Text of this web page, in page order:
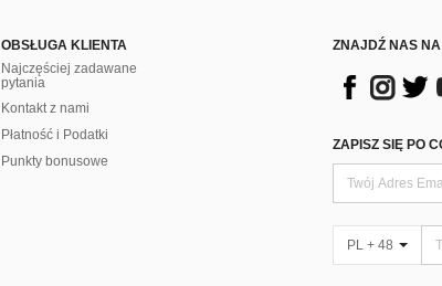
OBSŁUGA KLIENTA
Najczęściej zadawane
pytania
Kontakt z nami
Płatność i Podatki
Punkty bonusowe
ZNAJDŹ NAS NA
ZAPISZ SIĘ PO
PL + 48